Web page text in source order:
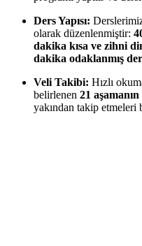
Ders Yapısı:
olarak düzenlenmiştir:
dakika kısa ve zihni
dakika odaklanmış
Veli Takibi: Hızlı
belirlenen 21 aşamanın
yakından takip etmeleri